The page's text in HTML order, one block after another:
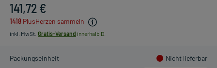
141,72 €
1418 PlusHerzen sammeln
inkl. MwSt. Gratis-Versand innerhalb D.
Packungseinheit Nicht lieferbar